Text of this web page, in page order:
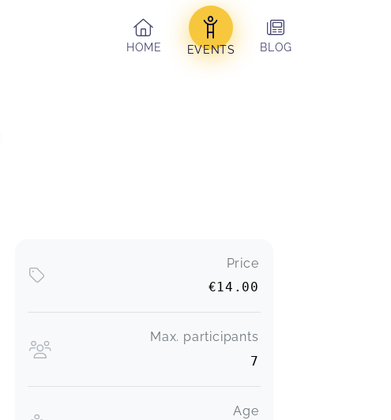
HOME
EVENTS BLOG
Price
€14.00
Max. participants
7
Age